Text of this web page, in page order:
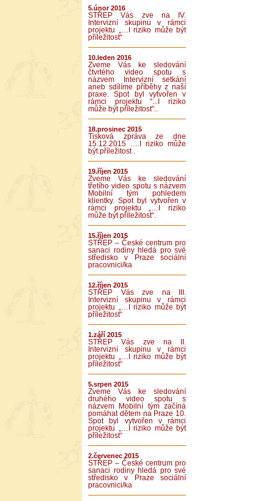
5.únor 2016
STŘEP Vás zve na IV.
Intervizní skupinu v rámci
projektu „…I riziko může být
příležitost“
10.leden 2016
Zveme Vás ke sledování
čtvrtého video spotu s
názvem Intervizní setkání
aneb sdílíme příběhy z naší
praxe. Spot byl vytvořen v
rámci projektu "...I riziko
může být příležitost"..
18.prosinec 2015
Tisková zpráva ze dne
15.12.2015 ….I riziko může
být příležitost .
19.říjen 2015
Zveme Vás ke sledování
třetího video spotu s názvem
Mobilní tým pohledem
klientky. Spot byl vytvořen v
rámci projektu „…I riziko
může být příležitost“.
15.říjen 2015
STŘEP – České centrum pro
sanaci rodiny hledá pro své
středisko v Praze sociální
pracovnici/ka
12.říjen 2015
STŘEP Vás zve na III.
Intervizní skupinu v rámci
projektu „…I riziko může být
příležitost“
1.září 2015
STŘEP Vás zve na II.
Intervizní skupinu v rámci
projektu „…I riziko může být
příležitost“
5.srpen 2015
Zveme Vás ke sledování
druhého video spotu s
názvem Mobilní tým začíná
pomáhat dětem na Praze 10.
Spot byl vytvořen v rámci
projektu „…I riziko může být
příležitost“
2.červenec 2015
STŘEP – České centrum pro
sanaci rodiny hledá pro své
středisko v Praze sociální
pracovnici/ka